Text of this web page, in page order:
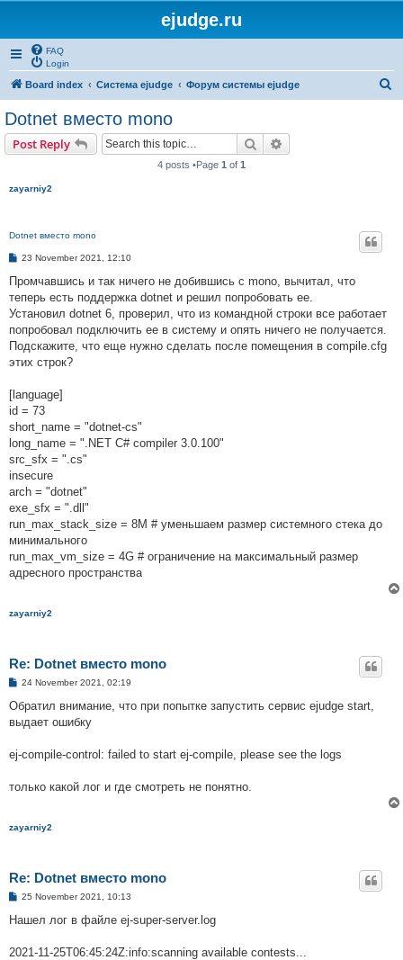
ejudge.ru
FAQ
Login
Board index Система ejudge Форум системы ejudge
Dotnet вместо mono
Post Reply Search
4 posts •Page 1 of 1
zayarniy2
Dotnet вместо mono
P
s
t
23 November 2021, 12:10
Промчавшись и так ничего не добившись с mono, вычитал, что
теперь есть поддержка dotnet и решил попробовать ее.
Установил dotnet 6, проверил, что из командной строки все работает
попробовал подключить ее в систему и опять ничего не получается.
Подскажите, что еще нужно сделать после помещения в compile.cfg
этих строк?
[language]
id = 73
short_name = "dotnet-cs"
long_name = ".NET C# compiler 3.0.100"
src_sfx = ".cs"
insecure
arch = "dotnet"
exe_sfx = ".dll"
run_max_stack_size = 8M # уменьшаем размер системного стека до
минимального
run_max_vm_size = 4G # ограничение на максимальный размер
адресного пространства
zayarniy2
Re: Dotnet вместо mono
P
s
24 November 2021, 02:19
Обратил внимание, что при попытке запустить сервис ejudge start,
выдает ошибку
ej-compile-control: failed to start ej-compile, please see the logs
только какой лог и где смотреть не понятно.
zayarniy2
Re: Dotnet вместо mono
P
s
25 November 2021, 10:13
Нашел лог в файле ej-super-server.log
2021-11-25T06:45:24Z:info:scanning available contests...